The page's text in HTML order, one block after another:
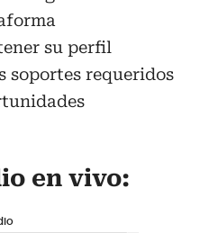
su perfil
soportes requeridos
en vivo: